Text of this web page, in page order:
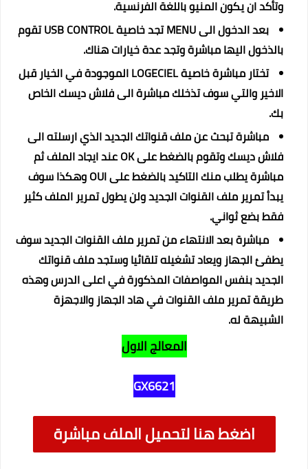
وتأكد ان يكون المنيو باللغة الفرنسية.
بعد الدخول الى MENU تجد خاصية USB CONTROL تقوم
بالذخول اليها مباشرة وتجد عدة خيارات هناك.
تختار مباشرة خاصية LOGECIEL الموجودة في الخيار قبل
الاخير والتي سوف تذخلك مباشرة الى فلاش ديسك الخاص
بك.
مباشرة تبحث عن ملف قنواتك الجديد الذي ارسلته الى
فلاش ديسك وتقوم بالضغط على OK عند ايجاد الملف ثم
مباشرة يطلب منك التاكيد بالضغط على OUI وهكذا سوف
يبدأ تمرير ملف القنوات الجديد ولن يطول تمرير الملف كثير
فقط بضع ثواني.
مباشرة بعد الانتهاء من تمرير ملف القنوات الجديد سوف
يطفئ الجهاز ويعاد تشغيله تلقائيا وستجد ملف قنواتك
الجديد بنفس المواصفات المذكورة في اعلى الدرس وهذه
طريقة تمرير ملف القنوات في هاد الجهاز والاجهزة
الشبيهة له.
المعالج الاول
GX6621
اضغط هنا لتحميل الملف مباشرة